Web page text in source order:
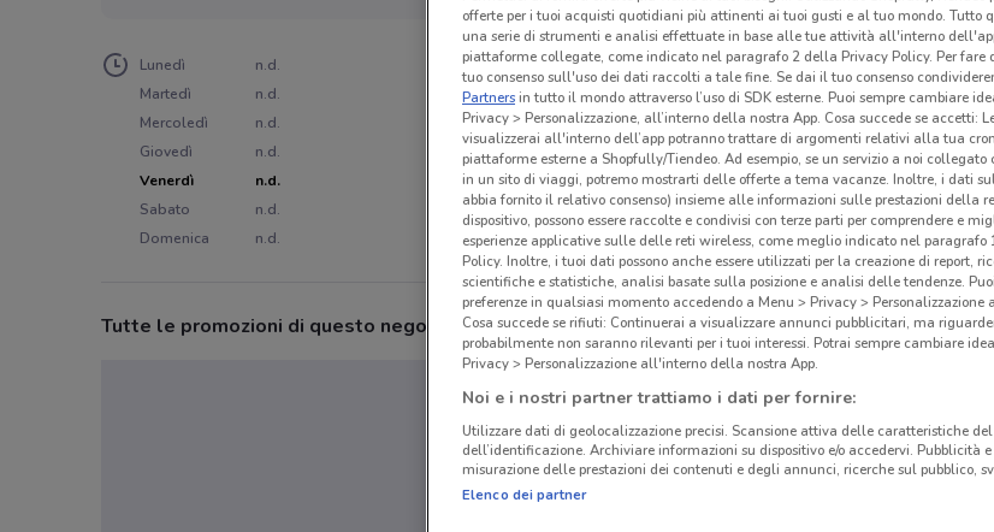
Lunedì
n.d.
Martedì
n.d.
Mercoledì
n.d.
Giovedì
n.d.
Venerdì
n.d.
Sabato
n.d.
Domenica
n.d.
Tutte le promozioni di questo negozio
offerte per i tuoi acquisti quotidiani più attinenti ai tuoi gusti e al tuo mondo. Tutto
una serie di strumenti e analisi effettuate in base alle tue attività all'interno
piattaforme collegate, come indicato nel paragrafo 2 della Privacy Policy. Per fare
tuo consenso sull'uso dei dati raccolti a tale fine. Se dai il tuo consenso
Partnersin tutto il mondo attraverso l’uso di SDK esterne. Puoi sempre cambiare
Privacy > Personalizzazione, all’interno della nostra App. Cosa succede se accetti:
visualizzerai all'interno dell’app potranno trattare di argomenti relativi alla tua
piattaforme esterne a Shopfully/Tiendeo. Ad esempio, se un servizio a noi
in un sito di viaggi, potremo mostrarti delle offerte a tema vacanze. Inoltre, i dati
abbia fornito il relativo consenso) insieme alle informazioni sulle prestazioni della
dispositivo, possono essere raccolte e condivisi con terze parti per comprendere e
esperienze applicative sulle delle reti wireless, come meglio indicato nel paragrafo
Policy. Inoltre, i tuoi dati possono anche essere utilizzati per la creazione di report,
scientifiche e statistiche, analisi basate sulla posizione e analisi delle tendenze.
preferenze in qualsiasi momento accedendo a Menu > Privacy >
Cosa succede se rifiuti: Continuerai a visualizzare annunci pubblicitari, ma
probabilmente non saranno rilevanti per i tuoi interessi. Potrai sempre cambiare
Privacy > Personalizzazione all'interno della nostra App.
Noi e i nostri partner trattiamo i dati per fornire:
Utilizzare dati di geolocalizzazione precisi. Scansione attiva delle caratteristiche
dell’identificazione. Archiviare informazioni su dispositivo e/o accedervi. Pubblicità
misurazione delle prestazioni dei contenuti e degli annunci, ricerche sul pubblico,
Elenco dei partner